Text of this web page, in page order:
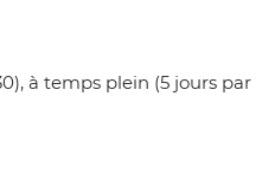
à temps plein (5 jours par